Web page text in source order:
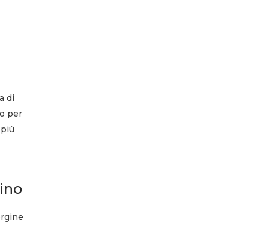
di
per